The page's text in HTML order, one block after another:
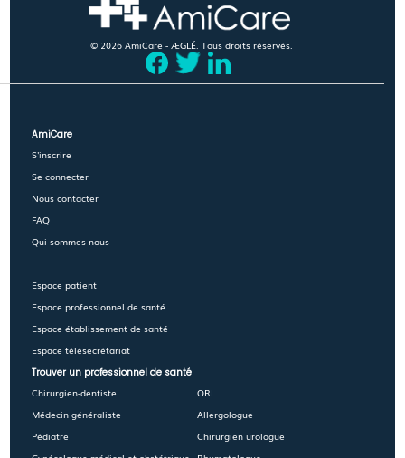
© 2026 AmiCare - ÆGLÉ. Tous droits réservés.
AmiCare
S'inscrire
Se connecter
Nous contacter
FAQ
Qui sommes-nous
Espace patient
Espace professionnel de santé
Espace établissement de santé
Espace télésecrétariat
Trouver un professionnel de santé
Chirurgien-dentiste
Médecin généraliste
Pédiatre
ORL
Allergologue
Chirurgien urologue